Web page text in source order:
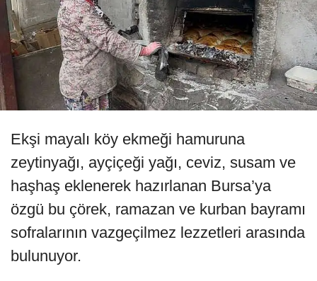
Ekşi mayalı köy ekmeği hamuruna
zeytinyağı, ayçiçeği yağı, ceviz, susam ve
haşhaş eklenerek hazırlanan Bursa’ya
özgü bu çörek, ramazan ve kurban bayramı
sofralarının vazgeçilmez lezzetleri arasında
bulunuyor.